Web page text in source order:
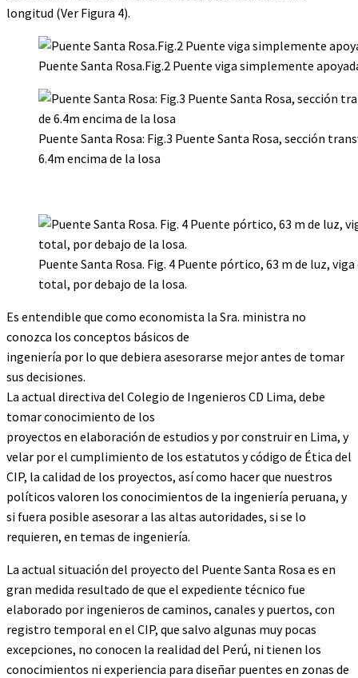
longitud (Ver Figura 4).
Puente Santa Rosa.Fig.2 Puente viga simplemente
Puente Santa Rosa: Fig.3 Puente Santa Rosa, sección
6.4m encima de la losa
Puente Santa Rosa. Fig. 4 Puente pórtico, 63 m de luz,
total, por debajo de la losa.
Es entendible que como economista la Sra. ministra no
conozca los conceptos básicos de
ingeniería por lo que debiera asesorarse mejor antes de tomar
sus decisiones.
La actual directiva del Colegio de Ingenieros CD Lima, debe
tomar conocimiento de los
proyectos en elaboración de estudios y por construir en Lima, y
velar por el cumplimiento de los estatutos y código de Ética del
CIP, la calidad de los proyectos, así como hacer que nuestros
políticos valoren los conocimientos de la ingeniería peruana, y
si fuera posible asesorar a las altas autoridades, si se lo
requieren, en temas de ingeniería.
La actual situación del proyecto del Puente Santa Rosa es en
gran medida resultado de que el expediente técnico fue
elaborado por ingenieros de caminos, canales y puertos, con
registro temporal en el CIP, que salvo algunas muy pocas
excepciones, no conocen la realidad del Perú, ni tienen los
conocimientos ni experiencia para diseñar puentes en zonas de